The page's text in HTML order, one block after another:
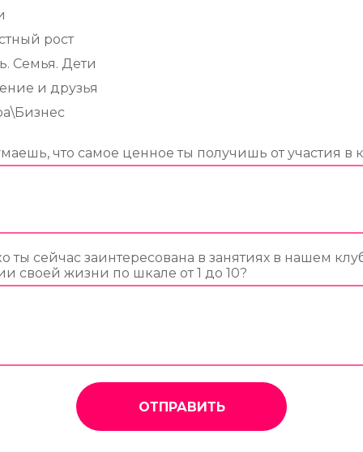
рост
Семья. Дети
и друзья
что самое ценное ты получишь от участия в
ты сейчас заинтересована в занятиях в нашем
своей жизни по шкале от 1 до 10?
ОТПРАВИТЬ